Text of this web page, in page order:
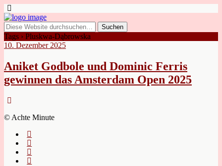
Tags › Pluskwa-Dąbrowska
10. Dezember 2025
Aniket Godbole und Dominic Ferris
gewinnen das Amsterdam Open 2025
© Achte Minute